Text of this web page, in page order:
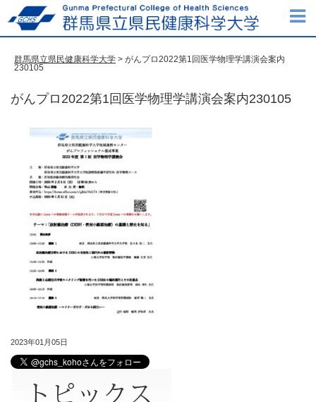
群馬県立県民健康科学大学 > がんプロ2022第1回医学物理学講演会案内
230105
がんプロ2022第1回医学物理学講演会案内230105
2023年01月05日